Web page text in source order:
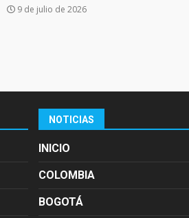
9 de julio de 2026
NOTICIAS
INICIO
COLOMBIA
BOGOTÁ